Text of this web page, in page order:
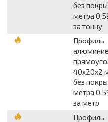
без
метра
за тонну
Профиль
40x20x2
без
метра
за метр
Профиль